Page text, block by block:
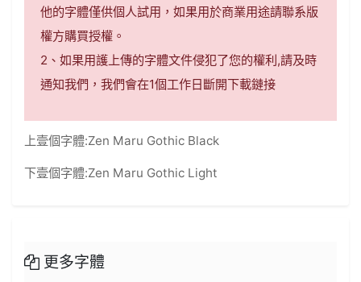
他的字體僅供個人試用，如果用於商業用途請聯系版
權方購買授權。
2、如果用護上傳的字體文件侵犯了您的權利,請及時
通知我們，我們會在1個工作日斷開下載鏈接
上壹個字體:Zen Maru Gothic Black
下壹個字體:Zen Maru Gothic Light
更多字體